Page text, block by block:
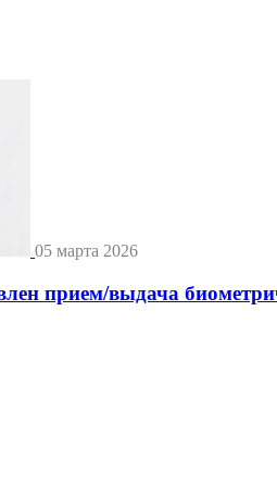
05 марта 2026
прием/выдача